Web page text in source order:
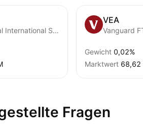
Vanguard Total International Stock ETF
VEA
Gewicht 0,02%
Marktwert ‪68,62
Fragen